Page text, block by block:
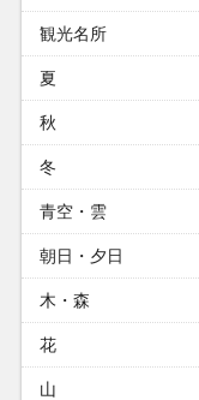
観光名所
夏
秋
冬
青空・雲
朝日・夕日
木・森
花
山